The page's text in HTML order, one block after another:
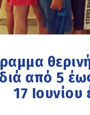
από 5
17